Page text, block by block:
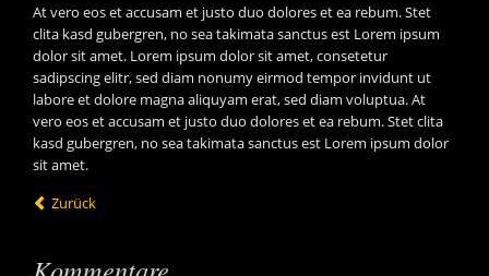
At vero eos et accusam et justo duo dolores et ea rebum. Stet
clita kasd gubergren, no sea takimata sanctus est Lorem ipsum
dolor sit amet. Lorem ipsum dolor sit amet, consetetur
sadipscing elitr, sed diam nonumy eirmod tempor invidunt ut
labore et dolore magna aliquyam erat, sed diam voluptua. At
vero eos et accusam et justo duo dolores et ea rebum. Stet clita
kasd gubergren, no sea takimata sanctus est Lorem ipsum dolor
sit amet.
Zurück